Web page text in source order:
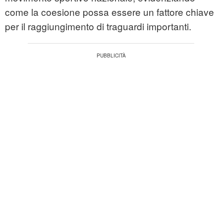
come la coesione possa essere un fattore chiave
per il raggiungimento di traguardi importanti.